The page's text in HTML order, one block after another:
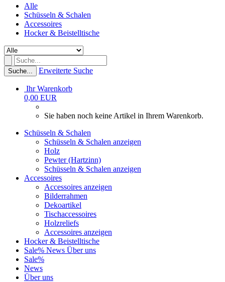
Alle
Schüsseln & Schalen
Accessoires
Hocker & Beistelltische
Suche... Erweiterte Suche
Ihr Warenkorb
0,00 EUR
Sie haben noch keine Artikel in Ihrem Warenkorb.
Schüsseln & Schalen
Schüsseln & Schalen anzeigen
Holz
Pewter (Hartzinn)
Schüsseln & Schalen anzeigen
Accessoires
Accessoires anzeigen
Bilderrahmen
Dekoartikel
Tischaccessoires
Holzreliefs
Accessoires anzeigen
Hocker & Beistelltische
Sale% News Über uns
Sale%
News
Über uns